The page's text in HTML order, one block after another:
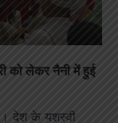
को लेकर नैनी में हुई
देश के यशस्वी